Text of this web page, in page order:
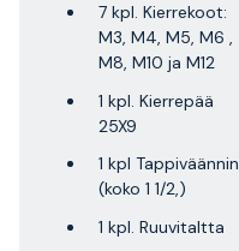
7 kpl. Kierrekoot:
M3, M4, M5, M6 ,
M8, M10 ja M12
1 kpl. Kierrepää
25X9
1 kpl Tappiväännin
(koko 1 1/2,)
1 kpl. Ruuvitaltta